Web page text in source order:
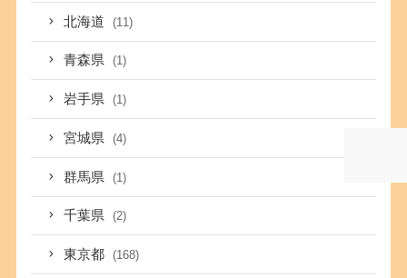
北海道 (11)
青森県 (1)
岩手県 (1)
宮城県 (4)
群馬県 (1)
千葉県 (2)
東京都 (168)